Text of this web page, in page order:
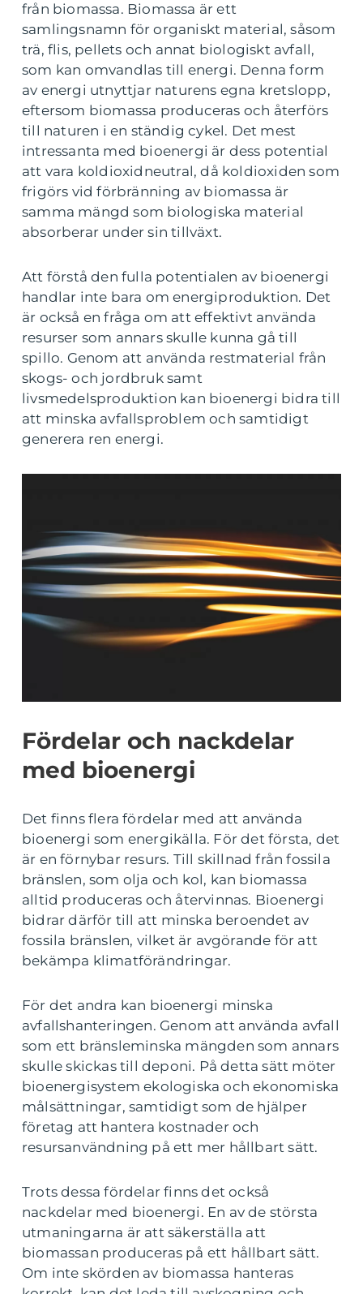
från biomassa. Biomassa är ett
samlingsnamn för organiskt material, såsom
trä, flis, pellets och annat biologiskt avfall,
som kan omvandlas till energi. Denna form
av energi utnyttjar naturens egna kretslopp,
eftersom biomassa produceras och återförs
till naturen i en ständig cykel. Det mest
intressanta med bioenergi är dess potential
att vara koldioxidneutral, då koldioxiden som
frigörs vid förbränning av biomassa är
samma mängd som biologiska material
absorberar under sin tillväxt.
Att förstå den fulla potentialen av bioenergi
handlar inte bara om energiproduktion. Det
är också en fråga om att effektivt använda
resurser som annars skulle kunna gå till
spillo. Genom att använda restmaterial från
skogs- och jordbruk samt
livsmedelsproduktion kan bioenergi bidra till
att minska avfallsproblem och samtidigt
generera ren energi.
Fördelar och nackdelar
med bioenergi
Det finns flera fördelar med att använda
bioenergi som energikälla. För det första, det
är en förnybar resurs. Till skillnad från fossila
bränslen, som olja och kol, kan biomassa
alltid produceras och återvinnas. Bioenergi
bidrar därför till att minska beroendet av
fossila bränslen, vilket är avgörande för att
bekämpa klimatförändringar.
För det andra kan bioenergi minska
avfallshanteringen. Genom att använda avfall
som ett bränsleminska mängden som annars
skulle skickas till deponi. På detta sätt möter
bioenergisystem ekologiska och ekonomiska
målsättningar, samtidigt som de hjälper
företag att hantera kostnader och
resursanvändning på ett mer hållbart sätt.
Trots dessa fördelar finns det också
nackdelar med bioenergi. En av de största
utmaningarna är att säkerställa att
biomassan produceras på ett hållbart sätt.
Om inte skörden av biomassa hanteras